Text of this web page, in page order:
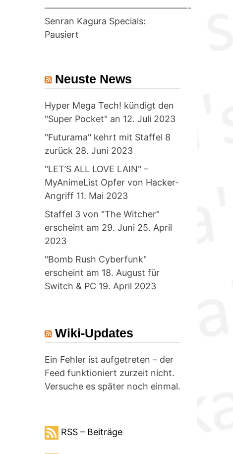
————————————————-
Senran Kagura Specials:
Pausiert
Neuste News
Hyper Mega Tech! kündigt den
"Super Pocket" an 12. Juli 2023
"Futurama" kehrt mit Staffel 8
zurück 28. Juni 2023
"LET’S ALL LOVE LAIN" –
MyAnimeList Opfer von Hacker-
Angriff 11. Mai 2023
Staffel 3 von "The Witcher"
erscheint am 29. Juni 25. April
2023
"Bomb Rush Cyberfunk"
erscheint am 18. August für
Switch & PC 19. April 2023
Wiki-Updates
Ein Fehler ist aufgetreten – der
Feed funktioniert zurzeit nicht.
Versuche es später noch einmal.
RSS – Beiträge